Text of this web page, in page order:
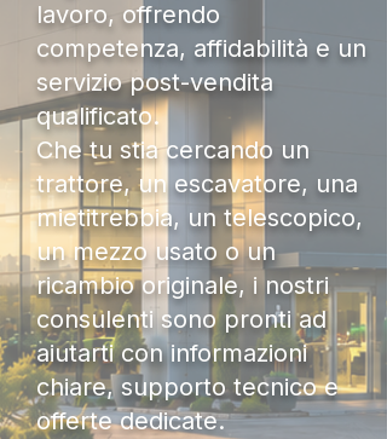
lavoro, offrendo
competenza, affidabilità e un
servizio post-vendita
qualificato.
Che tu stia cercando un
trattore, un escavatore, una
mietitrebbia, un telescopico,
un mezzo usato o un
ricambio originale, i nostri
consulenti sono pronti ad
aiutarti con informazioni
chiare, supporto tecnico e
offerte dedicate.